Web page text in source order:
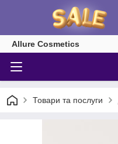
Allure Cosmetics
Товари та послуги